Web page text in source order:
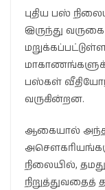
புதிய பஸ்
இருந்து
பஸ்கள்
வருகின்றன.
ஆகையால்
நிலையில்,
நிறுத்துவதைத்